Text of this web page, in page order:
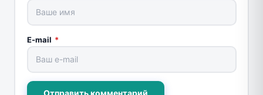
E-mail *
Отправить комментарий